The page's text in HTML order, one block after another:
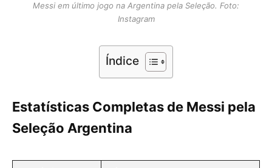
Messi em último jogo na Argentina pela Seleção. Foto:
Instagram
Índice
Estatísticas Completas de Messi pela
Seleção Argentina